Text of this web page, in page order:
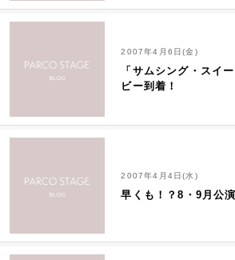
2007年4月6日(金)
「サムシング・スイ
ビー到着！
2007年4月4日(水)
早くも！？8・9月公演